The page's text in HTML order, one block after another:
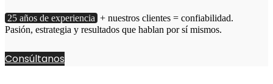
25 años de experiencia + nuestros clientes = confiabilidad.
Pasión, estrategia y resultados que hablan por sí mismos.
Consúltanos